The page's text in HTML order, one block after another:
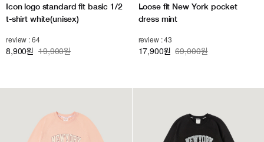
Icon logo standard fit basic 1/2
t-shirt white(unisex)
review : 64
8,900원 19,900원
Loose fit New York pocket
dress mint
review : 43
17,900원 69,000원